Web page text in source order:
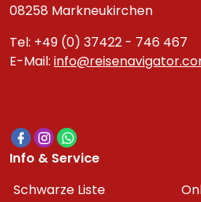
08258 Markneukirchen
Tel: +49 (0) 37422 - 746 467
E-Mail:
Info & Service
Schwarze Liste